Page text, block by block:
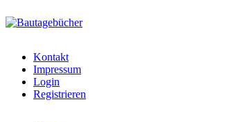
bautagebuch-
liste.de
Kontakt
Impressum
Login
Registrieren